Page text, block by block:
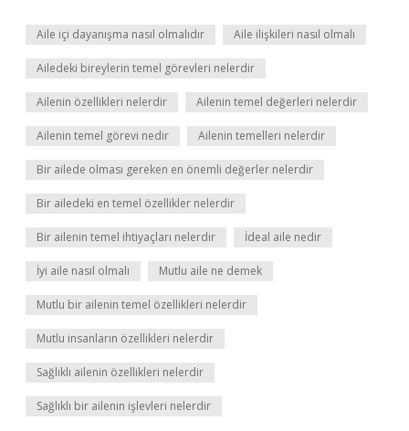
Aile içi dayanışma nasıl olmalıdır Aile ilişkileri nasıl olmalı
Ailedeki bireylerin temel görevleri nelerdir
Ailenin özellikleri nelerdir Ailenin temel değerleri nelerdir
Ailenin temel görevi nedir Ailenin temelleri nelerdir
Bir ailede olması gereken en önemli değerler nelerdir
Bir ailedeki en temel özellikler nelerdir
Bir ailenin temel ihtiyaçları nelerdir İdeal aile nedir
İyi aile nasıl olmalı Mutlu aile ne demek
Mutlu bir ailenin temel özellikleri nelerdir
Mutlu insanların özellikleri nelerdir
Sağlıklı ailenin özellikleri nelerdir
Sağlıklı bir ailenin işlevleri nelerdir